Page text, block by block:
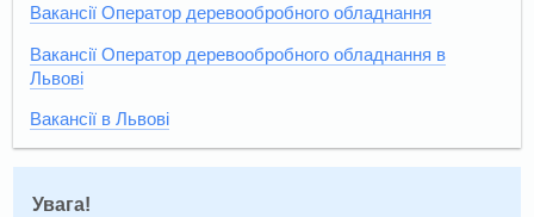
Вакансії Оператор деревообробного обладнання
Вакансії Оператор деревообробного обладнання в
Львові
Вакансії в Львові
Увага!